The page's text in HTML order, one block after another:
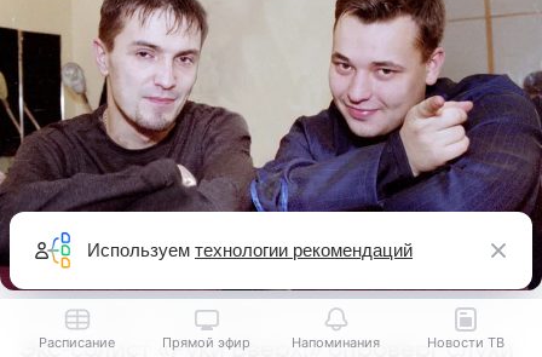
14 часов назад Соня Жарова
Экс-солист «Руки Вверх!» опроверг слухи
Расписание Прямой эфир Напоминания Новости ТВ
Используем технологии рекомендаций